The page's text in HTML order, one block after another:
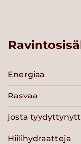
Energiaa
Rasvaa
josta
Hiilihydraatteja